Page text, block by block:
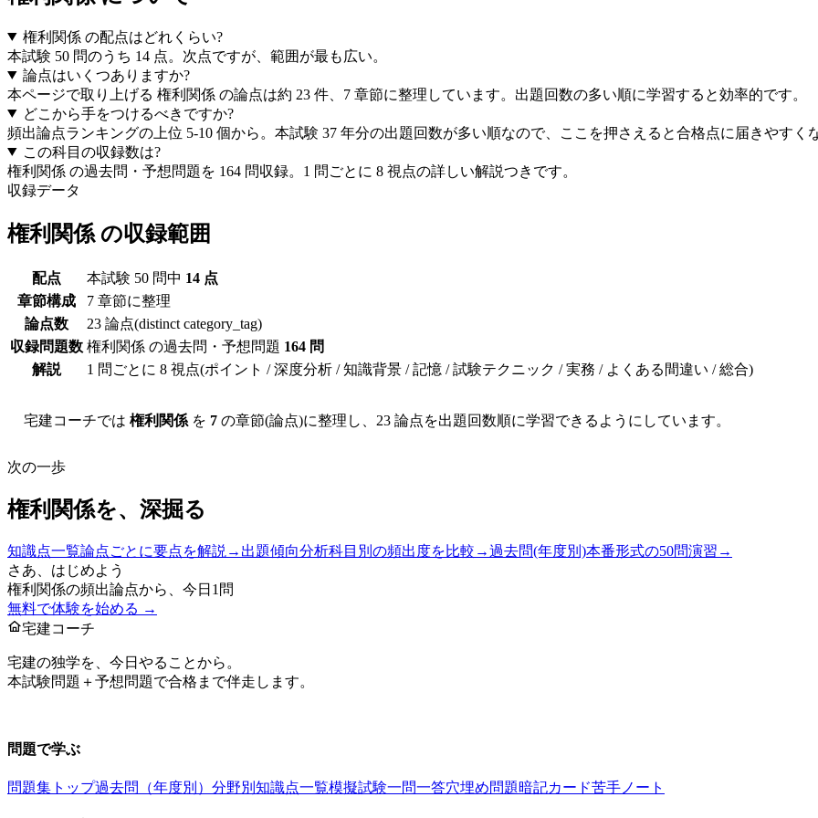
権利関係 の配点はどれくらい?
本試験 50 問のうち 14 点。次点ですが、範囲が最も広い。
論点はいくつありますか?
本ページで取り上げる 権利関係 の論点は約 23 件、7 章節に整理しています。出題回数の多い順に学習すると効率的です。
どこから手をつけるべきですか?
頻出論点ランキングの上位 5-10 個から。本試験 37 年分の出題回数が多い順なので、ここを押さえると合格点に届きやすく
この科目の収録数は?
権利関係 の過去問・予想問題を 164 問収録。1 問ごとに 8 視点の詳しい解説つきです。
収録データ
権利関係の収録範囲
配点 本試験 50 問中 14 点
章節構成
7 章節に整理
論点数
23 論点(distinct category_tag)
収録問題数 権利関係 の過去問・予想問題 164 問
解説
1 問ごとに 8 視点(ポイント / 深度分析 / 知識背景 / 記憶 / 試験テクニック / 実務 / よくある間違い / 総合)
宅建コーチでは 権利関係 を 7 の章節(論点)に整理し、 23 論点を出題回数順に学習できるようにしています。
次の一歩
権利関係を、深掘る
知識点一覧論点ごとに要点を解説 → 出題傾向分析科目別の頻出度を比較 →過去問(年度別)本番形式の50問演習 →
さあ、はじめよう
権利関係の頻出論点から、今日1問
無料で体験を始める →
宅建コーチ
宅建の独学を、今日やることから。
本試験問題＋予想問題で合格まで伴走します。
問題で学ぶ
問題集トップ過去問（年度別） 分野別 知識点一覧模擬試験一問一答穴埋め問題暗記カード苦手ノート